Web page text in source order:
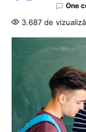
One
3.687 de